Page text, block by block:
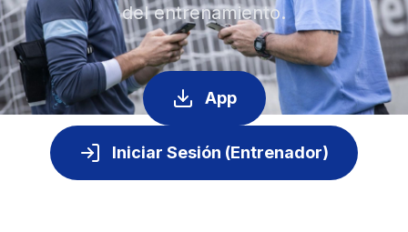
del entrenamiento.
App
Iniciar Sesión (Entrenador)